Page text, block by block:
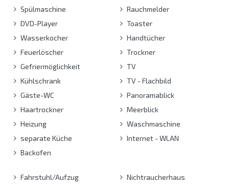
Spülmaschine
DVD-Player
Wasserkocher
Feuerlöscher
Gefriermöglichkeit
Kühlschrank
Gäste-WC
Haartrockner
Heizung
separate Küche
Backofen
Rauchmelder
Toaster
Handtücher
Trockner
TV
TV - Flachbild
Panoramablick
Meerblick
Waschmaschine
Internet - WLAN
Fahrstuhl/Aufzug
Nichtraucherhaus